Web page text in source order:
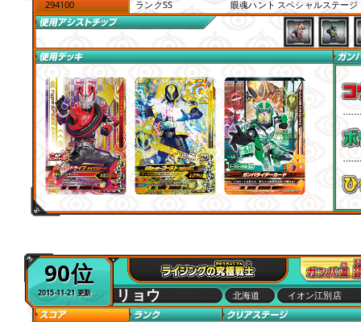
294100 ランクSS 眼魂ハント スペシャルステー
90位
2015-11-21 更新 リョウ 北海道 イオン江別店